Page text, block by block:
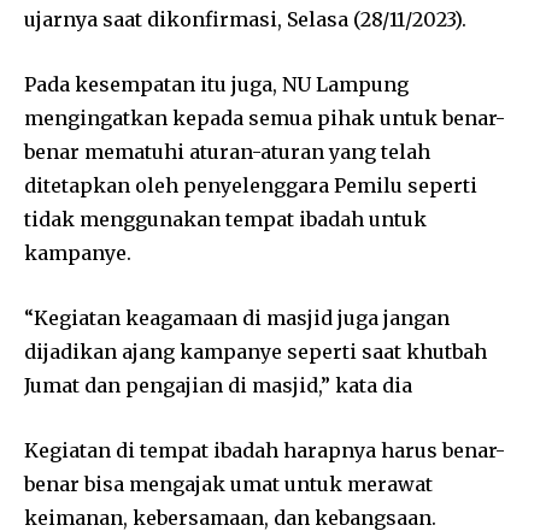
ujarnya saat dikonfirmasi, Selasa (28/11/2023).
Pada kesempatan itu juga, NU Lampung
mengingatkan kepada semua pihak untuk benar-
benar mematuhi aturan-aturan yang telah
ditetapkan oleh penyelenggara Pemilu seperti
tidak menggunakan tempat ibadah untuk
kampanye.
“Kegiatan keagamaan di masjid juga jangan
dijadikan ajang kampanye seperti saat khutbah
Jumat dan pengajian di masjid,” kata dia
Kegiatan di tempat ibadah harapnya harus benar-
benar bisa mengajak umat untuk merawat
keimanan, kebersamaan, dan kebangsaan.